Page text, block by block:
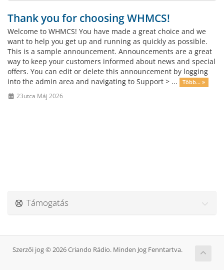
Thank you for choosing WHMCS!
Welcome to WHMCS! You have made a great choice and we
want to help you get up and running as quickly as possible.
This is a sample announcement. Announcements are a great
way to keep your customers informed about news and special
offers. You can edit or delete this announcement by logging
into the admin area and navigating to Support > ...
Több... »
23utca Máj 2026
Támogatás
Szerzői jog © 2026 Criando Rádio. Minden Jog Fenntartva.